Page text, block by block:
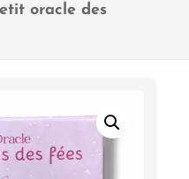
oracle des